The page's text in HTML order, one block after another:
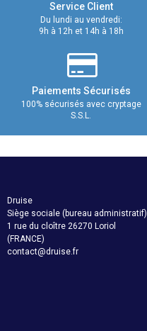
Service Client
Du lundi au vendredi:
9h à 12h et 14h à 18h
Paiements Sécurisés
100% sécurisés avec cryptage
S.S.L.
Druise
Siège sociale (bureau administratif)
1 rue du cloître 26270 Loriol
(FRANCE)
contact@druise.fr